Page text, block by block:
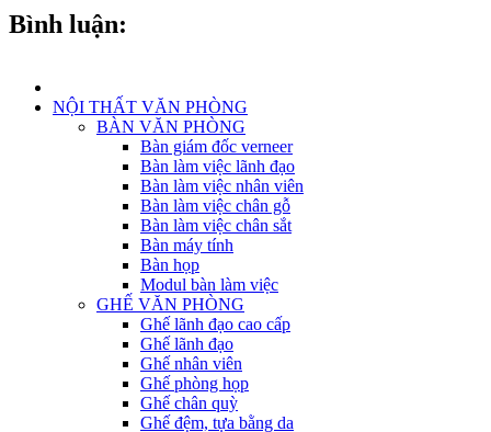
Bình luận:
NỘI THẤT VĂN PHÒNG
BÀN VĂN PHÒNG
Bàn giám đốc verneer
Bàn làm việc lãnh đạo
Bàn làm việc nhân viên
Bàn làm việc chân gỗ
Bàn làm việc chân sắt
Bàn máy tính
Bàn họp
Modul bàn làm việc
GHẾ VĂN PHÒNG
Ghế lãnh đạo cao cấp
Ghế lãnh đạo
Ghế nhân viên
Ghế phòng họp
Ghế chân quỳ
Ghế đệm, tựa bằng da